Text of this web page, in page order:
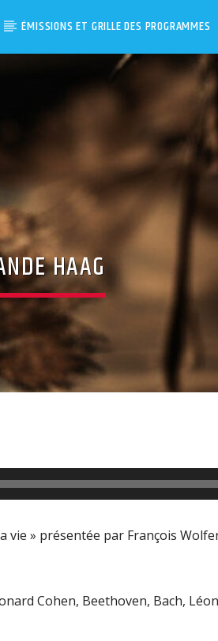
ÉMISSIONS ET GRILLE DES PROGRAMMES
HAAG
vie » présentée par François
Cohen, Beethoven, Bach,